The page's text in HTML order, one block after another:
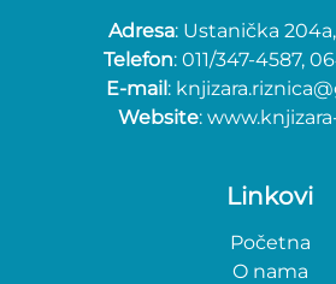
Adresa: Ustanička
Telefon: 011/347-4587,
E-mail:
Website:
Linkovi
Početna
O nama